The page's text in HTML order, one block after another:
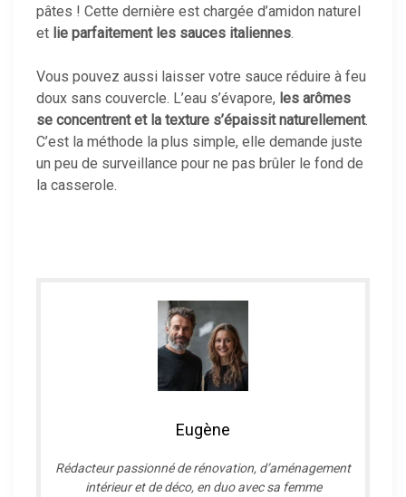
pâtes ! Cette dernière est chargée d’amidon naturel
et lie parfaitement les sauces italiennes.
Vous pouvez aussi laisser votre sauce réduire à feu
doux sans couvercle. L’eau s’évapore, les arômes
se concentrent et la texture s’épaissit naturellement.
C’est la méthode la plus simple, elle demande juste
un peu de surveillance pour ne pas brûler le fond de
la casserole.
Eugène
Rédacteur passionné de rénovation, d’aménagement
intérieur et de déco, en duo avec sa femme